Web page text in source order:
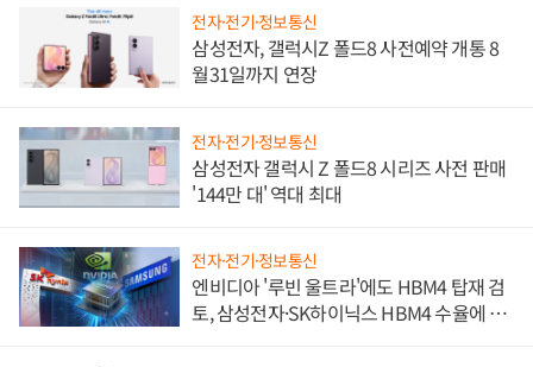
전자·전기·정보통신
삼성전자, 갤럭시Z 폴드8 사전예약 개통 8
월31일까지 연장
전자·전기·정보통신
삼성전자 갤럭시 Z 폴드8 시리즈 사전 판매
'144만 대' 역대 최대
전자·전기·정보통신
엔비디아 '루빈 울트라'에도 HBM4 탑재 검
토, 삼성전자·SK하이닉스 HBM4 수율에 주